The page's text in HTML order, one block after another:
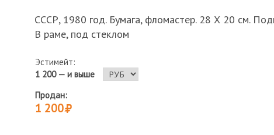
СССР, 1980 год. Бумага, фломастер. 28 Х 20 см.
В раме, под стеклом
Эстимейт:
1 200 — и выше
Продан:
1 200